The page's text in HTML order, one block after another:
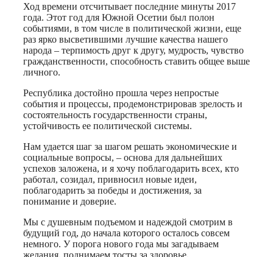
Ход времени отсчитывает последние минуты 2017
года. Этот год для Южной Осетии был полон
событиями, в том числе в политической жизни, еще
раз ярко высветившими лучшие качества нашего
народа – терпимость друг к другу, мудрость, чувство
гражданственности, способность ставить общее выше
личного.
Республика достойно прошла через непростые
события и процессы, продемонстрировав зрелость и
состоятельность государственности страны,
устойчивость ее политической системы.
Нам удается шаг за шагом решать экономические и
социальные вопросы, – основа для дальнейших
успехов заложена, и я хочу поблагодарить всех, кто
работал, созидал, привносил новые идеи,
поблагодарить за победы и достижения, за
понимание и доверие.
Мы с душевным подъемом и надеждой смотрим в
будущий год, до начала которого осталось совсем
немного. У порога нового года мы загадываем
желания, поднимаем тосты за здоровье,